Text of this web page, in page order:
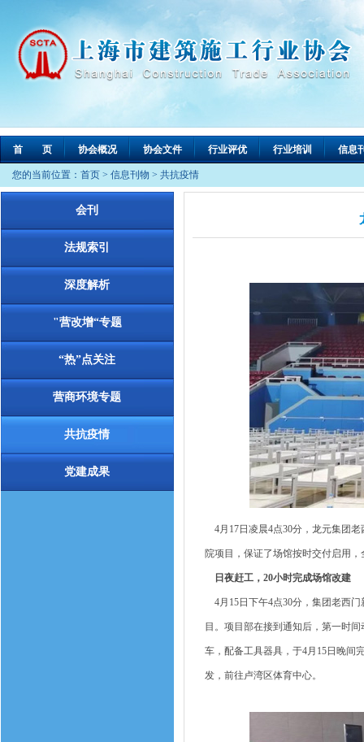
首 页 协会概况 协会文件 行业评优 行业培训 信息
您的当前位置： 首页 > 信息刊物 > 共抗疫情
会刊
法规索引
深度解析
"营改增“专题
“热”点关注
营商环境专题
共抗疫情
党建成果
4月17日凌晨4点30分，龙元集团
院项目，保证了场馆按时交付启用
日夜赶工，20小时完成场馆改建
4月15日下午4点30分，集团老西
目。项目部在接到通知后，第一时
车，配备工具器具，于4月15日晚间
发，前往卢湾区体育中心。